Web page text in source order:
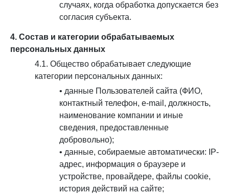
случаях, когда обработка допускается без
согласия субъекта.
4. Состав и категории обрабатываемых
персональных данных
4.1. Общество обрабатывает следующие
категории персональных данных:
• данные Пользователей сайта (ФИО,
контактный телефон, e-mail, должность,
наименование компании и иные
сведения, предоставленные
добровольно);
• данные, собираемые автоматически: IP-
адрес, информация о браузере и
устройстве, провайдере, файлы cookie,
история действий на сайте;